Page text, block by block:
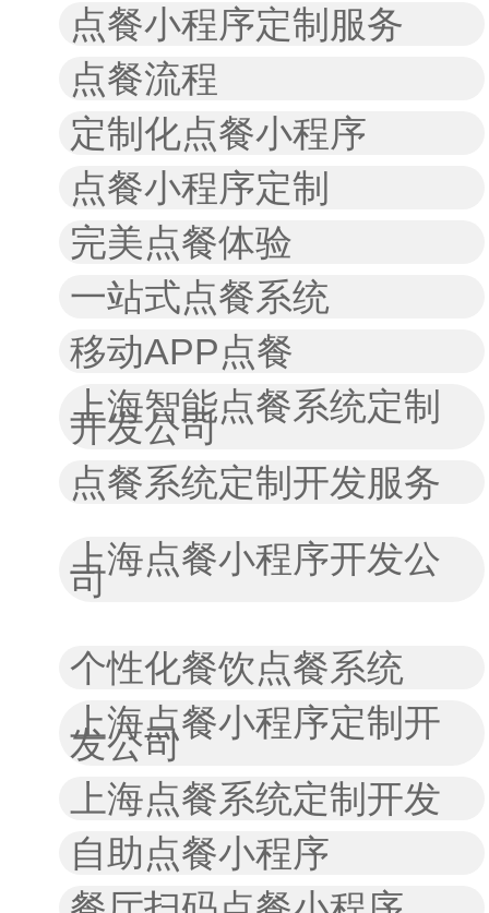
点餐小程序定制服务
点餐流程
定制化点餐小程序
点餐小程序定制
完美点餐体验
一站式点餐系统
移动APP点餐
上海智能点餐系统定制
开发公司
点餐系统定制开发服务
上海点餐小程序开发公
司
个性化餐饮点餐系统
上海点餐小程序定制开
发公司
上海点餐系统定制开发
自助点餐小程序